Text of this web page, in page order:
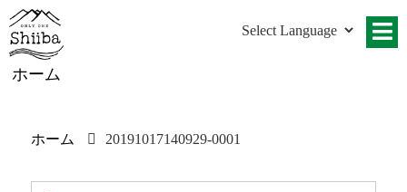
ホーム
ホーム 20191017140929-0001